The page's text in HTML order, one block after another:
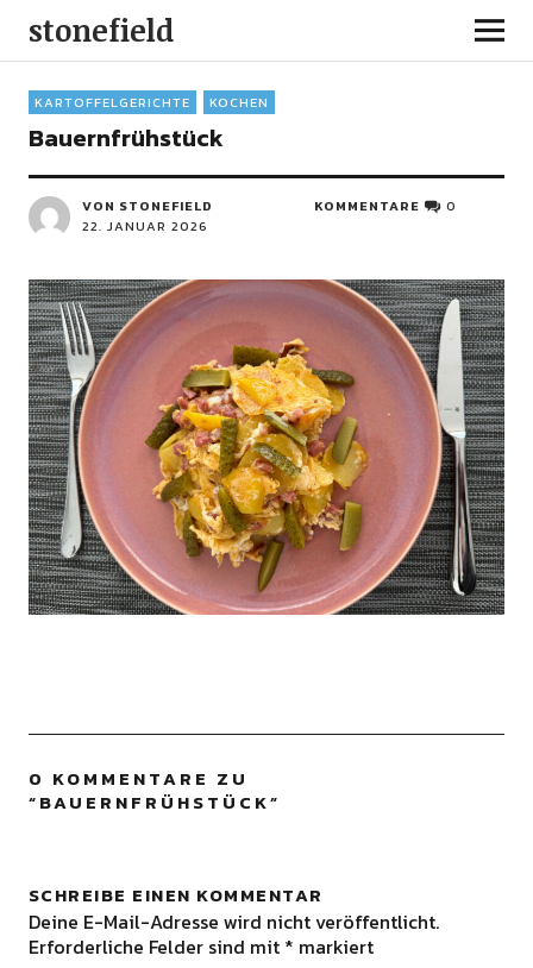
stonefield
KARTOFFELGERICHTE KOCHEN
Bauernfrühstück
VON STONEFIELD
22. JANUAR 2026
KOMMENTARE 0
0 KOMMENTARE ZU
“BAUERNFRÜHSTÜCK”
SCHREIBE EINEN KOMMENTAR
Deine E-Mail-Adresse wird nicht veröffentlicht.
Erforderliche Felder sind mit * markiert